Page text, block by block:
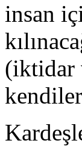
insan
(iktidar